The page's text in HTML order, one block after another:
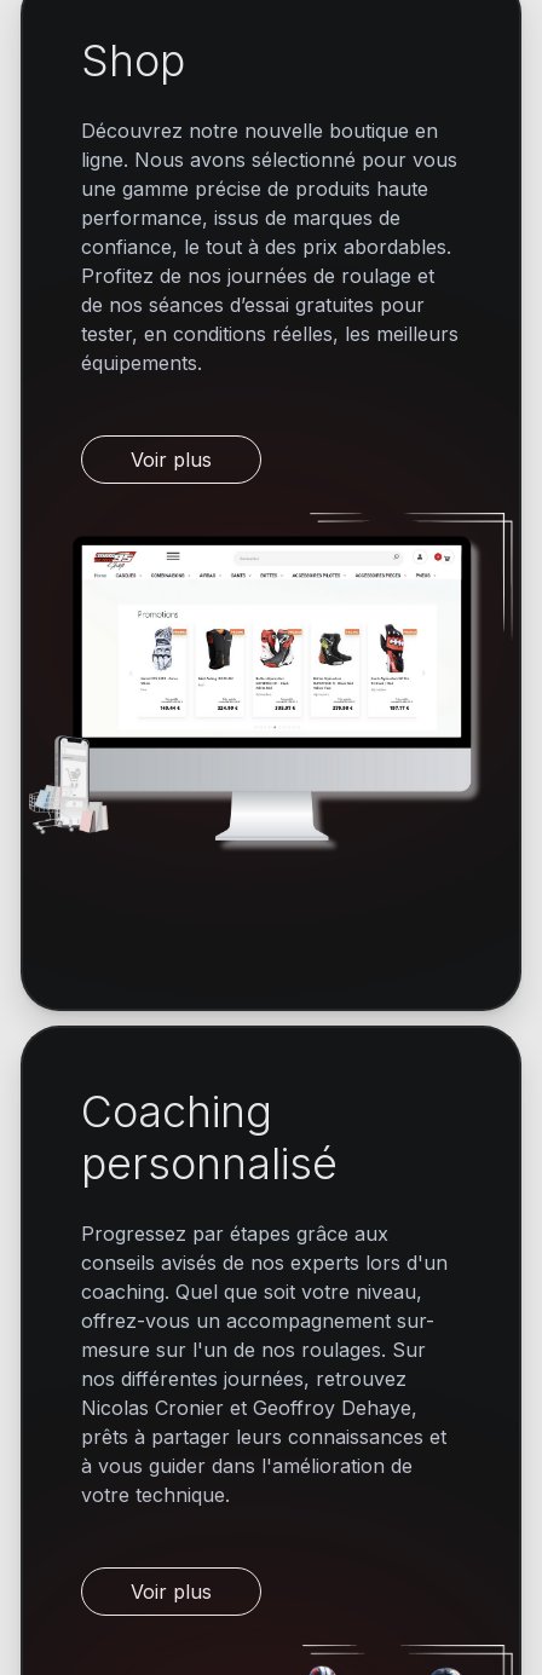
Shop
Découvrez notre nouvelle boutique en
ligne. Nous avons sélectionné pour vous
une gamme précise de produits haute
performance, issus de marques de
confiance, le tout à des prix abordables.
Profitez de nos journées de roulage et
de nos séances d’essai gratuites pour
tester, en conditions réelles, les meilleurs
équipements.
Voir plus
Coaching
personnalisé
Progressez par étapes grâce aux
conseils avisés de nos experts lors d'un
coaching. Quel que soit votre niveau,
offrez-vous un accompagnement sur-
mesure sur l'un de nos roulages. Sur
nos différentes journées, retrouvez
Nicolas Cronier et Geoffroy Dehaye,
prêts à partager leurs connaissances et
à vous guider dans l'amélioration de
votre technique.
Voir plus